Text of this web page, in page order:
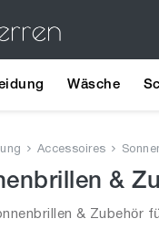
Wäsche
Accessoires
&
& Zubehör
in Größe ONE